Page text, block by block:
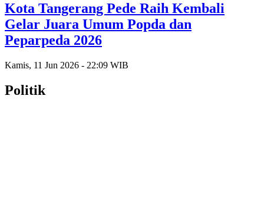
Kota Tangerang Pede Raih Kembali
Gelar Juara Umum Popda dan
Peparpeda 2026
Kamis, 11 Jun 2026 - 22:09 WIB
Politik